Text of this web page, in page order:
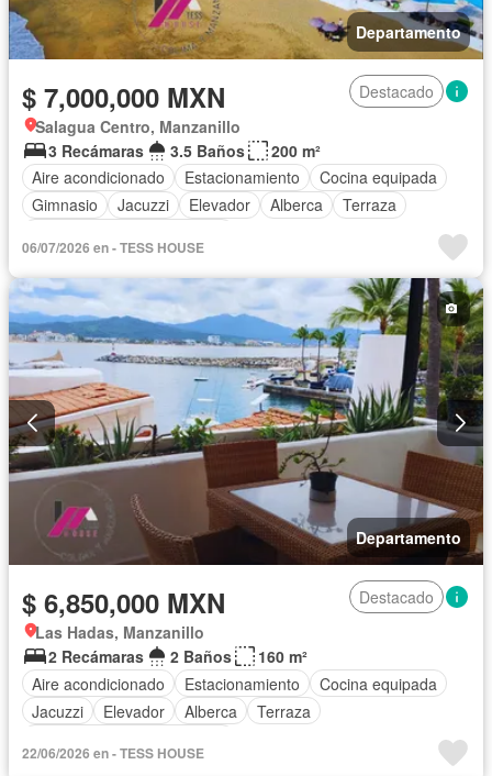
Departamento
$ 7,000,000 MXN
Destacado
Salagua Centro, Manzanillo
3 Recámaras
3.5 Baños
200 m²
Aire acondicionado
Estacionamiento
Cocina equipada
Gimnasio
Jacuzzi Elevador Alberca
Terraza
06/07/2026 en - TESS HOUSE
Departamento
$ 6,850,000 MXN
Destacado
Las Hadas, Manzanillo
2 Recámaras
2 Baños
160 m²
Aire acondicionado
Estacionamiento
Cocina equipada
Jacuzzi
Elevador Alberca
Terraza
22/06/2026 en - TESS HOUSE